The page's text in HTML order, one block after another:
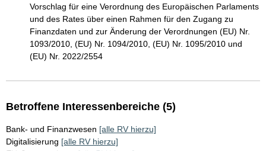
Vorschlag für eine Verordnung des Europäischen Parlaments
und des Rates über einen Rahmen für den Zugang zu
Finanzdaten und zur Änderung der Verordnungen (EU) Nr.
1093/2010, (EU) Nr. 1094/2010, (EU) Nr. 1095/2010 und
(EU) Nr. 2022/2554
Betroffene Interessenbereiche (5)
Bank- und Finanzwesen [alle RV hierzu]
Digitalisierung [alle RV hierzu]